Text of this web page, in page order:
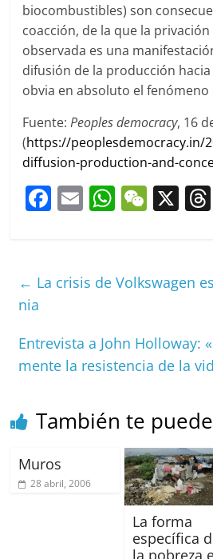
biocombustibles) son
coacción, de la que la
observada es una
difusión de la producción
obvia en absoluto el
Fuente:Peoples democracy, 16
(https://peoplesdemocracy.in/
diffusion-production-and-
F
e
o
k
E
l
W
s
p
W
h
X
← La crisis de Volkswagen
nia
Entrevista a John Holloway:
mente la resistencia de la
También te
Muros
28 abril, 2006
La forma
específica
la pobreza